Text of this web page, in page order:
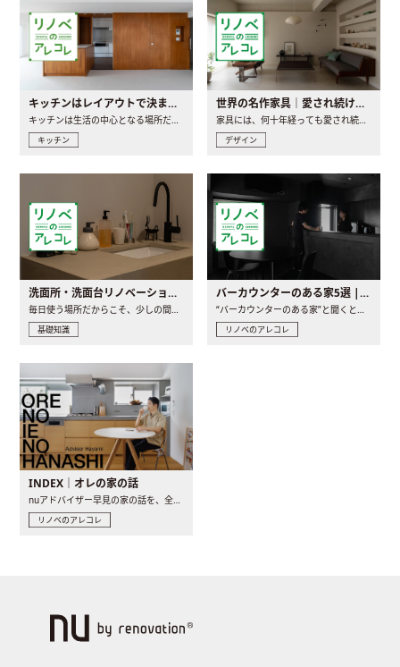
キッチンはレイアウトで決まる。後悔しないための考え方と選び方
キッチン
世界の名作家具｜愛され続ける理由と一生モノとの出会い方
デザイン
洗面所・洗面台リノベーションの事例と間取りアイデア
毎日使う場所だからこそ、少しの間取りの工夫や素材の選び方で..
基礎知識
バーカウンターのある家5選 | 日常に馴染む“距離の近い”キッチンとは
“バーカウンターのある家”と聞くと、少し特別な、大人のための..
リノベのアレコレ
INDEX｜オレの家の話
nuアドバイザー早見の家の話を、全4話でお届け。リノベーションを..
リノベのアレコレ